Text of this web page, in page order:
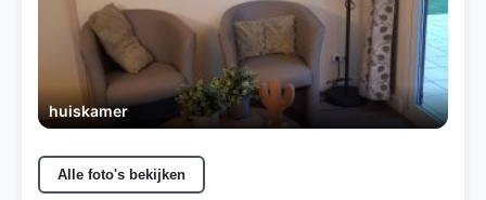
huiskamer
Alle foto's bekijken